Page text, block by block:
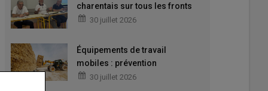
charentais sur tous les fronts
30 juillet 2026
Équipements de travail
mobiles : prévention
30 juillet 2026